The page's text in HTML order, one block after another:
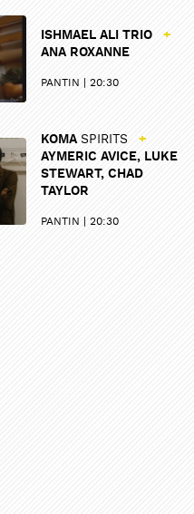
ISHMAEL ALI TRIO
+
ANA ROXANNE
PANTIN 20:30
KOMA SPIRITS
+
AYMERIC AVICE, LUKE
STEWART, CHAD
TAYLOR
PANTIN 20:30